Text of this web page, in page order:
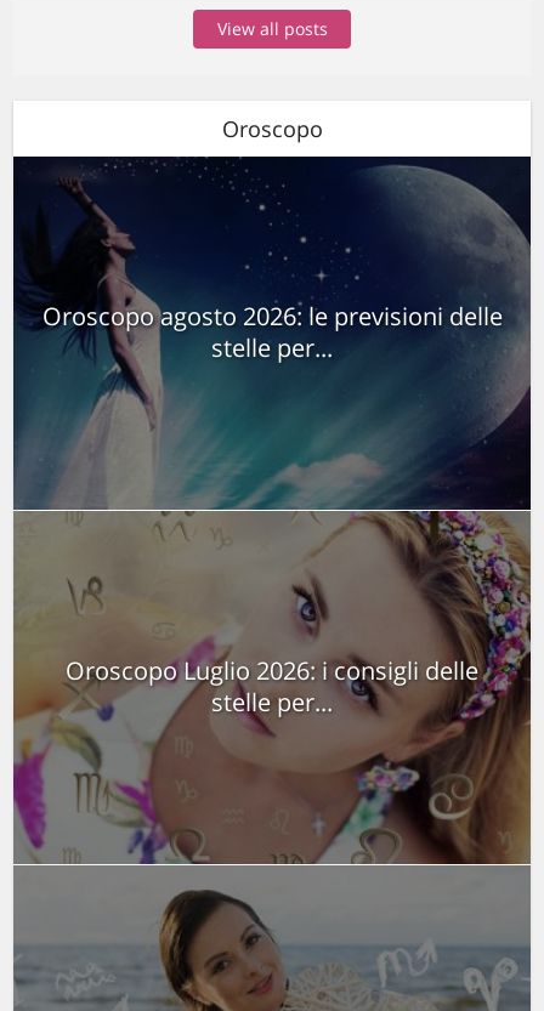
View all posts
Oroscopo
Oroscopo agosto 2026: le previsioni delle
stelle per...
Oroscopo Luglio 2026: i consigli delle
stelle per...